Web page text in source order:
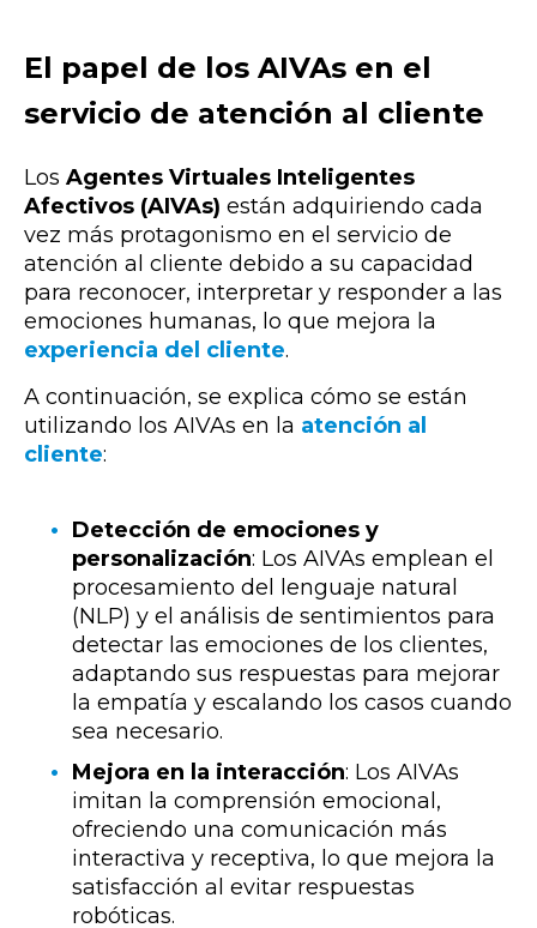
El papel de los AIVAs en el
servicio de atención al cliente
Los Agentes Virtuales Inteligentes
Afectivos (AIVAs) están adquiriendo cada
vez más protagonismo en el servicio de
atención al cliente debido a su capacidad
para reconocer, interpretar y responder a las
emociones humanas, lo que mejora la
experiencia del cliente.
A continuación, se explica cómo se están
utilizando los AIVAs en la atención al
cliente:
Detección de emociones y
personalización: Los AIVAs emplean el
procesamiento del lenguaje natural
(NLP) y el análisis de sentimientos para
detectar las emociones de los clientes,
adaptando sus respuestas para mejorar
la empatía y escalando los casos cuando
sea necesario.
Mejora en la interacción: Los AIVAs
imitan la comprensión emocional,
ofreciendo una comunicación más
interactiva y receptiva, lo que mejora la
satisfacción al evitar respuestas
robóticas.